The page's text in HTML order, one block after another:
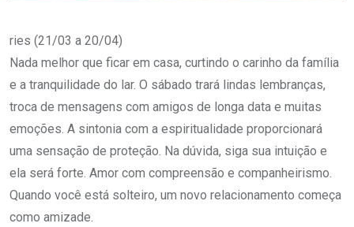
ries (21/03 a 20/04)
Nada melhor que ficar em casa, curtindo o carinho da família
e a tranquilidade do lar. O sábado trará lindas lembranças,
troca de mensagens com amigos de longa data e muitas
emoções. A sintonia com a espiritualidade proporcionará
uma sensação de proteção. Na dúvida, siga sua intuição e
ela será forte. Amor com compreensão e companheirismo.
Quando você está solteiro, um novo relacionamento começa
como amizade.